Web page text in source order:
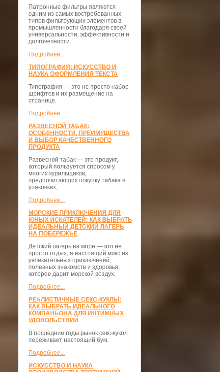
Патронные фильтры являются
одним из самых востребованных
типов фильтрующих элементов в
промышленности благодаря своей
универсальности, эффективности и
долговечности.
Подробнее...
ТИПОГРАФИЯ: ИСКУССТВО И
НАУКА ОФОРМЛЕНИЯ ТЕКСТА
Типография — это не просто набор
шрифтов и их размещение на
странице.
Подробнее...
РАЗВЕСНОЙ ТАБАК:
ОСОБЕННОСТИ, ПРЕИМУЩЕСТВА
И ВЫБОР КАЧЕСТВЕННОГО
ПРОДУКТА
Развесной табак — это продукт,
который пользуется спросом у
многих курильщиков,
предпочитающих покупку табака в
упаковках,
Подробнее...
МОРСКИЕ ПРИКЛЮЧЕНИЯ ДЛЯ
ЮНЫХ ИСКАТЕЛЕЙ: КАК ВЫБРАТЬ
ИДЕАЛЬНЫЙ ДЕТСКИЙ ЛАГЕРЬ
НА ПОБЕРЕЖЬЕ
Детский лагерь на море — это не
просто отдых, а настоящий микс из
увлекательных приключений,
полезных знакомств и здоровья,
которое дарит морской воздух.
Подробнее...
РЕАЛИСТИЧНЫЕ СЕКС-КУКЛЫ:
КАК ВЫБРАТЬ ИДЕАЛЬНОГО
КОМПАНЬОНА ДЛЯ ИНТИМНЫХ
УДОВОЛЬСТВИЙ
В последние годы рынок секс-кукол
переживает настоящий бум.
Подробнее...
ИСКУССТВО И НАУКА